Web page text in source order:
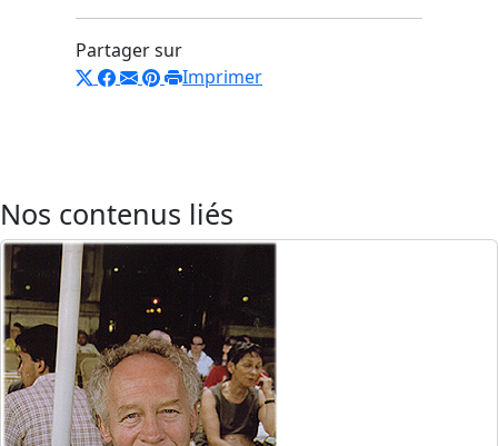
Partager sur
Imprimer
Nos contenus liés